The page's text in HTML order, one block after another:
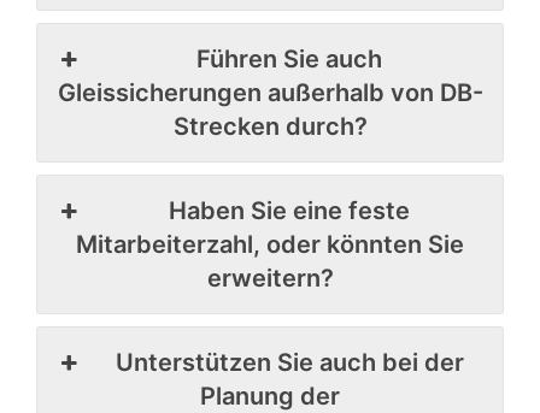
Führen Sie auch
Gleissicherungen außerhalb von DB-
Strecken durch?
Haben Sie eine feste
Mitarbeiterzahl, oder könnten Sie
erweitern?
Unterstützen Sie auch bei der
Planung der